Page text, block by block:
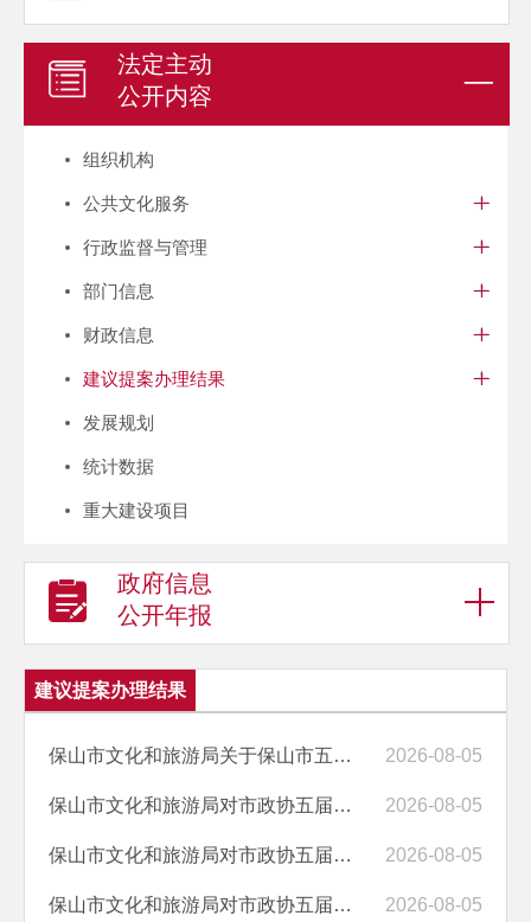
法定主动
公开内容
组织机构
公共文化服务
行政监督与管理
部门信息
财政信息
建议提案办理结果
发展规划
统计数据
重大建设项目
政府信息
公开年报
建议提案办理结果
保山市文化和旅游局关于保山市五届人大七次会议第16号建议的答复 2026-08-05
保山市文化和旅游局对市政协五届六次会议第05060142号提案的答复 2026-08-05
保山市文化和旅游局对市政协五届六次会议第05060057号提案的答复 2026-08-05
保山市文化和旅游局对市政协五届六次会议第05060072号提案的答复 2026-08-05